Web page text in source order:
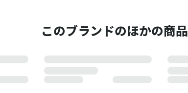
このブランドのほかの商品